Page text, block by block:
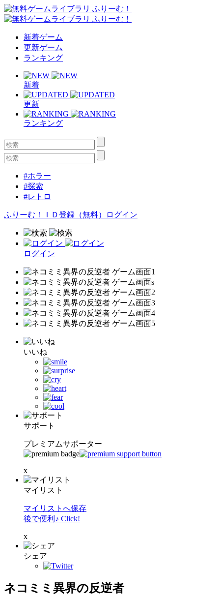
新着ゲーム
更新ゲーム
ランキング
新着
更新
ランキング
#ホラー
#探索
#レトロ
ふりーむ！ＩＤ登録（無料） ログイン
ログイン
いいね
サポート
プレミアムサポーター
x
マイリスト
マイリストへ保存
後で便利♪ Click!
x
シェア
ネコミミ異界の反逆者